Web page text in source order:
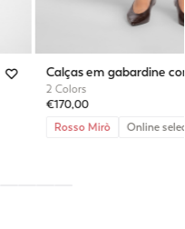
Calças em gabardine
2 Colors
€170,00
Rosso Mirò
Online